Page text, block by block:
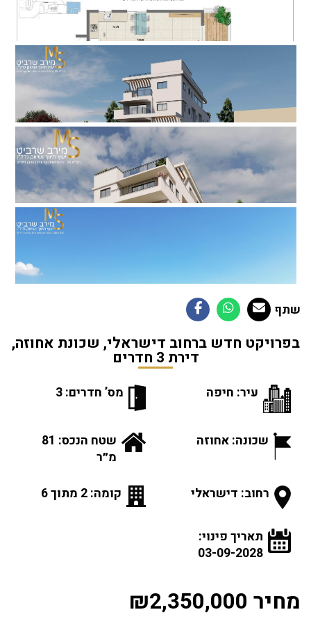
בפרויקט חדש ברחוב דישראלי, שכונת אחוזה,
דירת 3 חדרים
עיר: חיפה מס’ חדרים: 3
שכונה: אחוזה
שטח הנכס: 81
מ״ר
רחוב: דישראלי קומה: 2 מתוך 6
תאריך פינוי:
03-09-2028
מחיר ₪2,350,000
שתף